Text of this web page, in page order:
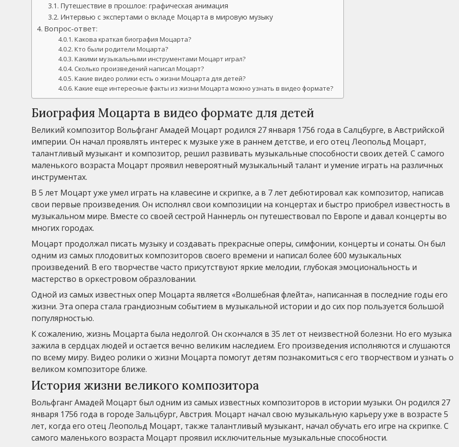
Путешествие в прошлое: графическая анимация
Интервью с экспертами о вкладе Моцарта в мировую музыку
Вопрос-ответ:
Какова краткая биография Моцарта?
Кто были родители Моцарта?
Какими музыкальными инструментами Моцарт играл?
Сколько произведений написал Моцарт?
Какие видео ролики есть о жизни Моцарта для детей?
Какие еще интересные факты из жизни Моцарта можно узнать в видео формате?
Биография Моцарта в видео формате для детей
Великий композитор Вольфганг Амадей Моцарт родился 27 января 1756 года в Салцбурге, в Австрийской
империи. Он начал проявлять интерес к музыке уже в раннем детстве, и его отец Леопольд Моцарт,
талантливый музыкант и композитор, решил развивать музыкальные способности своих детей. С самого
маленького возраста Моцарт проявил невероятный музыкальный талант и умение играть на различных
инструментах.
В 5 лет Моцарт уже умел играть на клавесине и скрипке, а в 7 лет дебютировал как композитор, написав
свои первые произведения. Он исполнял свои композиции на концертах и быстро приобрел известность в
музыкальном мире. Вместе со своей сестрой Наннерль он путешествовал по Европе и давал концерты во
многих городах.
Моцарт продолжал писать музыку и создавать прекрасные оперы, симфонии, концерты и сонаты. Он был
одним из самых плодовитых композиторов своего времени и написал более 600 музыкальных
произведений. В его творчестве часто присутствуют яркие мелодии, глубокая эмоциональность и
мастерство в оркестровом образловании.
Одной из самых известных опер Моцарта является «Волшебная флейта», написанная в последние годы его
жизни. Эта опера стала грандиозным событием в музыкальной истории и до сих пор пользуется большой
популярностью.
К сожалению, жизнь Моцарта была недолгой. Он скончался в 35 лет от неизвестной болезни. Но его музыка
зажила в сердцах людей и остается вечно великим наследием. Его произведения исполняются и слушаются
по всему миру. Видео ролики о жизни Моцарта помогут детям познакомиться с его творчеством и узнать о
великом композиторе ближе.
История жизни великого композитора
Вольфганг Амадей Моцарт был одним из самых известных композиторов в истории музыки. Он родился 27
января 1756 года в городе Зальцбург, Австрия. Моцарт начал свою музыкальную карьеру уже в возрасте 5
лет, когда его отец Леопольд Моцарт, также талантливый музыкант, начал обучать его игре на скрипке. С
самого маленького возраста Моцарт проявил исключительные музыкальные способности.